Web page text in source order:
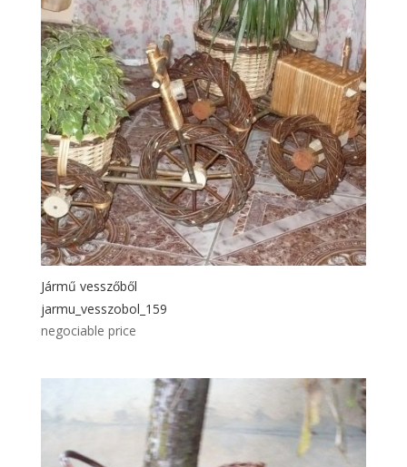
Jármű vesszőből
jarmu_vesszobol_159
negociable price